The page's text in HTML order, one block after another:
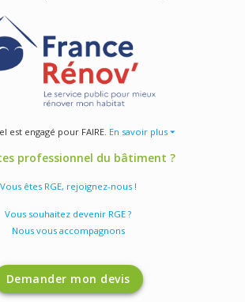
est engagé pour FAIRE. En savoir plus ⏷
professionnel du bâtiment ?
Vous êtes RGE, rejoignez-nous !
Vous souhaitez devenir RGE ?
Nous vous accompagnons
Demander mon devis